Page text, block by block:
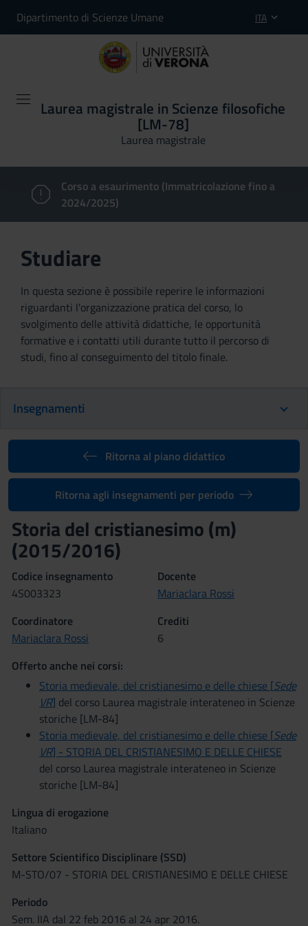
Dipartimento di Scienze Umane ITA
Laurea magistrale in Scienze filosofiche
[LM-78]
Laurea magistrale
Corso a esaurimento (Immatricolazione fino a
2024/2025)
Studiare
In questa sezione è possibile reperire le informazioni
riguardanti l'organizzazione pratica del corso, lo
svolgimento delle attività didattiche, le opportunità
formative e i contatti utili durante tutto il percorso di
studi, fino al conseguimento del titolo finale.
Insegnamenti
Ritorna al piano didattico
Ritorna agli insegnamenti per periodo
Storia del cristianesimo (m)
(2015/2016)
Codice insegnamento
4S003323
Docente
Mariaclara Rossi
Coordinatore
Mariaclara Rossi
Crediti
6
Offerto anche nei corsi:
Storia medievale, del cristianesimo e delle chiese [Sede
VR] del corso Laurea magistrale interateneo in Scienze
storiche [LM-84]
Storia medievale, del cristianesimo e delle chiese [Sede
VR] - STORIA DEL CRISTIANESIMO E DELLE CHIESE
del corso Laurea magistrale interateneo in Scienze
storiche [LM-84]
Lingua di erogazione
Italiano
Settore Scientifico Disciplinare (SSD)
M-STO/07 - STORIA DEL CRISTIANESIMO E DELLE CHIESE
Periodo
Sem. IIA dal 22 feb 2016 al 24 apr 2016.